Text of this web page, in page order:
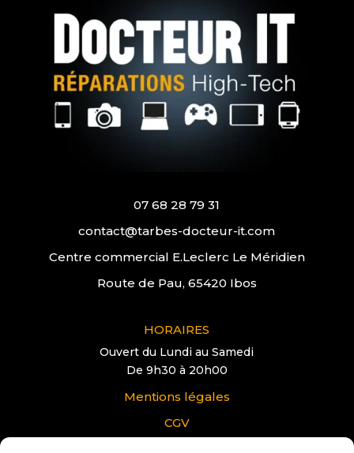
foncez les yeux fermés !!!
07 68 28 79 31
contact@tarbes-docteur-it.com
Centre commercial E.Leclerc Le Méridien
Route de Pau, 65420 Ibos
HORAIRES
Ouvert du Lundi au Samedi
De 9h30 à 20h00
Mentions légales
CGV